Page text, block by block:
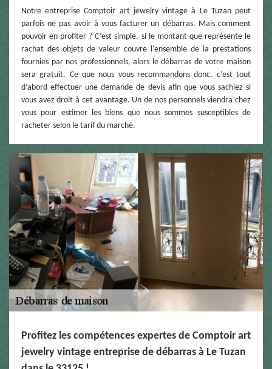
Notre entreprise Comptoir art jewelry vintage à Le Tuzan peut
parfois ne pas avoir à vous facturer un débarras. Mais comment
pouvoir en profiter ? C’est simple, si le montant que représente le
rachat des objets de valeur couvre l'ensemble de la prestations
fournies par nos professionnels, alors le débarras de votre maison
sera gratuit. Ce que nous vous recommandons donc, c’est tout
d’abord effectuer une demande de devis afin que vous sachiez si
vous avez droit à cet avantage. Un de nos personnels viendra chez
vous pour estimer les biens que nous sommes susceptibles de
racheter selon le tarif du marché.
Profitez les compétences expertes de Comptoir art
jewelry vintage entreprise de débarras à Le Tuzan